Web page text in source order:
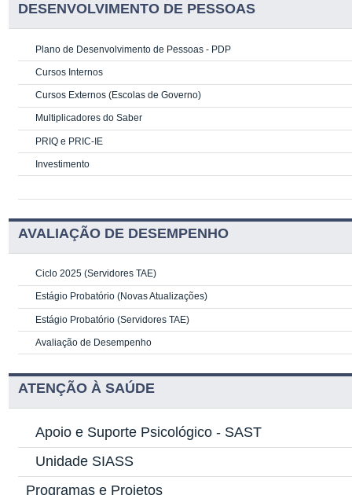
DESENVOLVIMENTO DE PESSOAS
Plano de Desenvolvimento de Pessoas - PDP
Cursos Internos
Cursos Externos (Escolas de Governo)
Multiplicadores do Saber
PRIQ e PRIC-IE
Investimento
AVALIAÇÃO DE DESEMPENHO
Ciclo 2025 (Servidores TAE)
Estágio Probatório (Novas Atualizações)
Estágio Probatório (Servidores TAE)
Avaliação de Desempenho
ATENÇÃO À SAÚDE
Apoio e Suporte Psicológico - SAST
Unidade SIASS
Programas e Projetos